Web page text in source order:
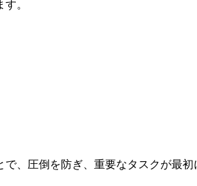
。
、圧倒を防ぎ、重要なタスクが最